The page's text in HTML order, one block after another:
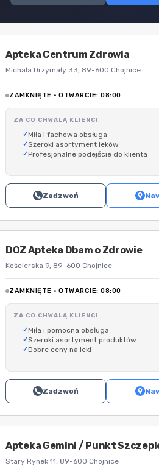
Apteka Centrum Zdrowia
Michała Drzymały 33, 89-600 Chojnice
ZAMKNIĘTE · OTWARCIE: 08:00
ZA CO CHWALĄ KLIENCI
Miła i fachowa obsługa
Szeroki asortyment leków
Profesjonalne podejście do klienta
Zadzwoń
DOZ Apteka Dbam o Zdrowie
Kościerska 9, 89-600 Chojnice
ZAMKNIĘTE · OTWARCIE: 08:00
ZA CO CHWALĄ KLIENCI
Miła i pomocna obsługa
Szeroki asortyment produktów
Dobre ceny na leki
Zadzwoń
Apteka Gemini / Punkt
Stary Rynek 11, 89-600 Chojnice